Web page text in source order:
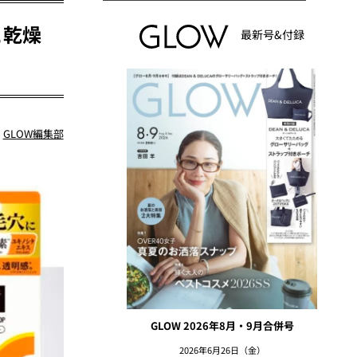
燥
GLOW編集部
最新号&付録
GLOW 2026年8月・9月合併号
2026年6月26日（金）